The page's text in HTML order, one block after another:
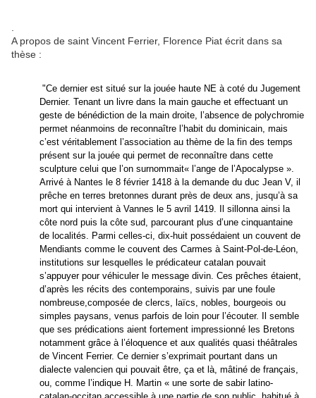
A propos de saint Vincent Ferrier, Florence Piat écrit dans sa
thèse :
"Ce dernier est situé sur la jouée haute NE à coté du Jugement
Dernier. Tenant un livre dans la main gauche et effectuant un
geste de bénédiction de la main droite, l’absence de polychromie
permet néanmoins de reconnaître l’habit du dominicain, mais
c’est véritablement l’association au thème de la fin des temps
présent sur la jouée qui permet de reconnaître dans cette
sculpture celui que l’on surnommait« l’ange de l’Apocalypse ».
Arrivé à Nantes le 8 février 1418 à la demande du duc Jean V, il
prêche en terres bretonnes durant près de deux ans, jusqu’à sa
mort qui intervient à Vannes le 5 avril 1419. Il sillonna ainsi la
côte nord puis la côte sud, parcourant plus d’une cinquantaine
de localités. Parmi celles-ci, dix-huit possédaient un couvent de
Mendiants comme le couvent des Carmes à Saint-Pol-de-Léon,
institutions sur lesquelles le prédicateur catalan pouvait
s’appuyer pour véhiculer le message divin. Ces prêches étaient,
d’après les récits des contemporains, suivis par une foule
nombreuse,composée de clercs, laïcs, nobles, bourgeois ou
simples paysans, venus parfois de loin pour l’écouter. Il semble
que ses prédications aient fortement impressionné les Bretons
notamment grâce à l’éloquence et aux qualités quasi théâtrales
de Vincent Ferrier. Ce dernier s’exprimait pourtant dans un
dialecte valencien qui pouvait être, ça et là, mâtiné de français,
ou, comme l’indique H. Martin « une sorte de sabir latino-